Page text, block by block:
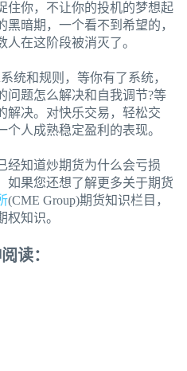
住你，不让你的投机的梦想起
暗期，一个看不到希望的，
在这阶段被消灭了。
统和规则，等你有了系统，
问题怎么解决和自我调节?等
解决。对快乐交易，轻松交
人成熟稳定盈利的表现。
经知道炒期货为什么会亏损
如果您还想了解更多关于期货
(CME Group)期货知识栏目，
知识。
读：